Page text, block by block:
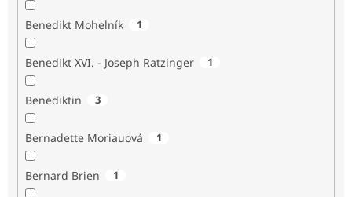
Benedikt Mohelník 1
Benedikt XVI. - Joseph Ratzinger 1
Benediktin 3
Bernadette Moriauová 1
Bernard Brien 1